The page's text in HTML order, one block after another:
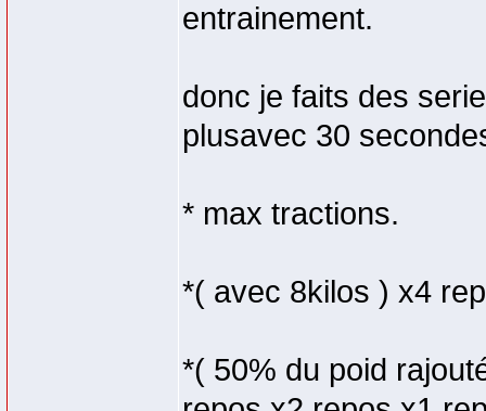
entrainement.
donc je faits des
plusavec 30
* max tractions.
*( avec 8kilos ) x4
*( 50% du poid